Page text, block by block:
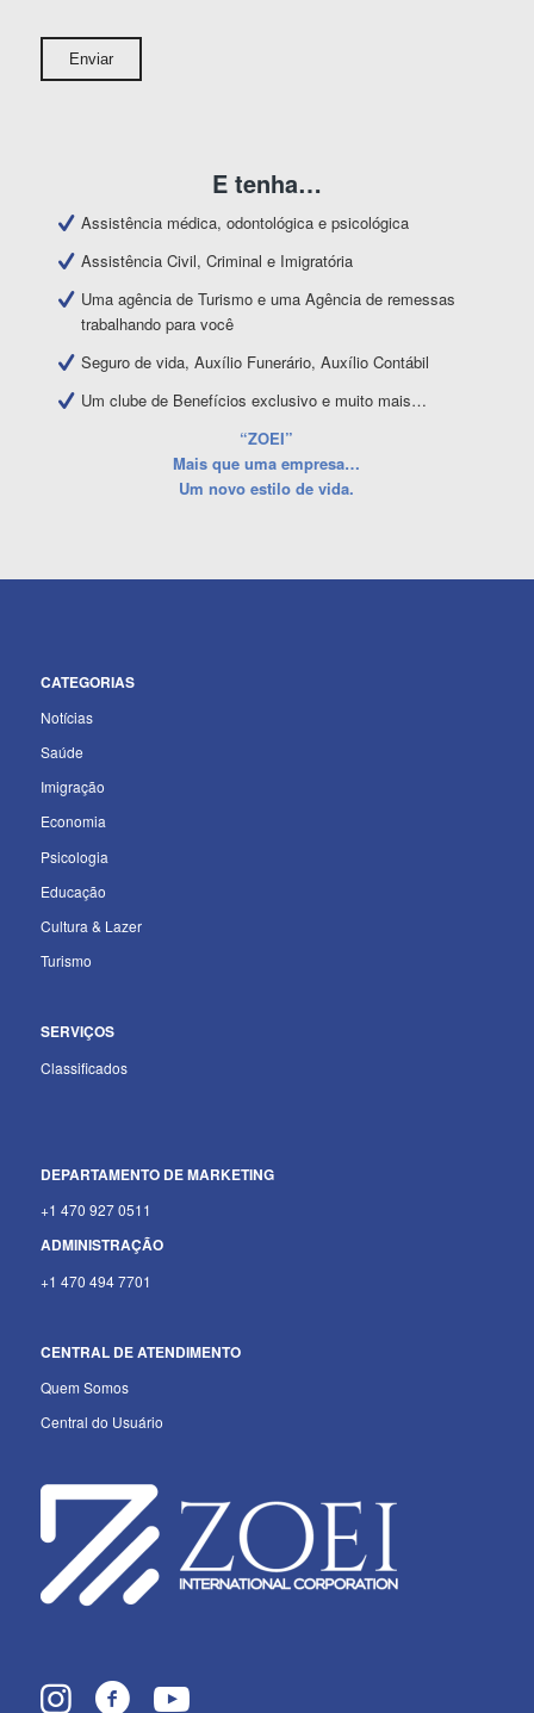
E tenha…
Assistência médica, odontológica e psicológica
Assistência Civil, Criminal e Imigratória
Uma agência de Turismo e uma Agência de remessas
trabalhando para você
Seguro de vida, Auxílio Funerário, Auxílio Contábil
Um clube de Benefícios exclusivo e muito mais…
“ZOEI”
Mais que uma empresa…
Um novo estilo de vida.
CATEGORIAS
Notícias
Saúde
Imigração
Economia
Psicologia
Educação
Cultura & Lazer
Turismo
SERVIÇOS
Classificados
DEPARTAMENTO DE MARKETING
+1 470 927 0511
ADMINISTRAÇÃO
+1 470 494 7701
CENTRAL DE ATENDIMENTO
Quem Somos
Central do Usuário